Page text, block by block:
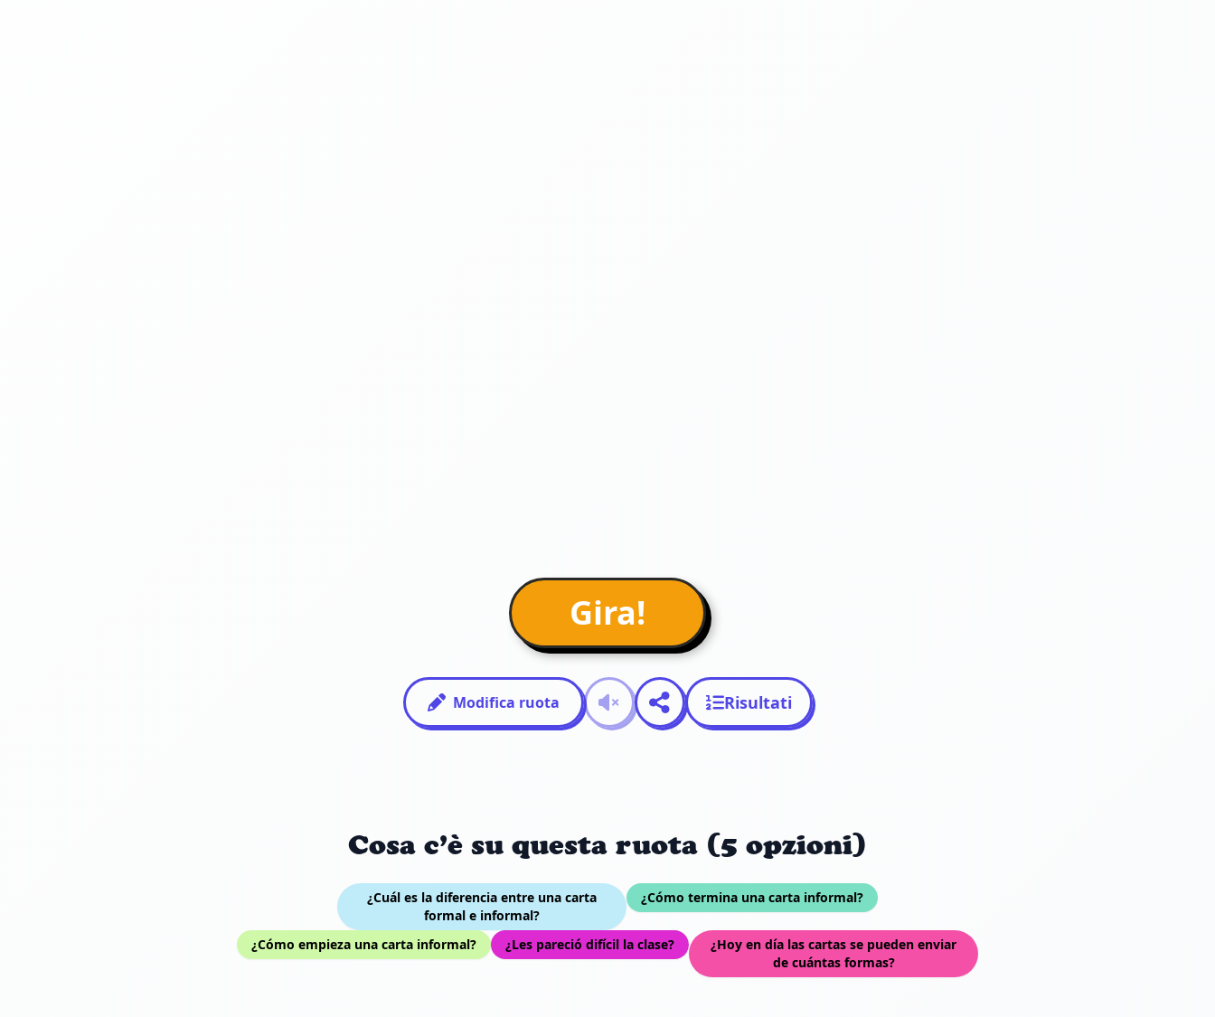
Gira!
Modifica ruota Risultati
Cosa c’è su questa ruota (5 opzioni)
¿Cuál es la diferencia entre una carta
formal e informal?
¿Cómo termina una carta informal?
¿Cómo empieza una carta informal? ¿Les pareció difícil la clase?
¿Hoy en día las cartas se pueden enviar
de cuántas formas?